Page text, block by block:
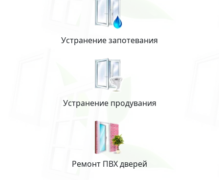
Устранение запотевания
Устранение продувания
Ремонт ПВХ дверей